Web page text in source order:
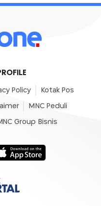
Policy Kotak Pos
MNC Peduli
Group Bisnis